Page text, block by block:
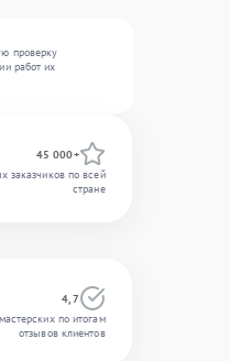
проверку
работ их
45 000+
заказчиков по всей
стране
4,7
по итогам
отзывов клиентов